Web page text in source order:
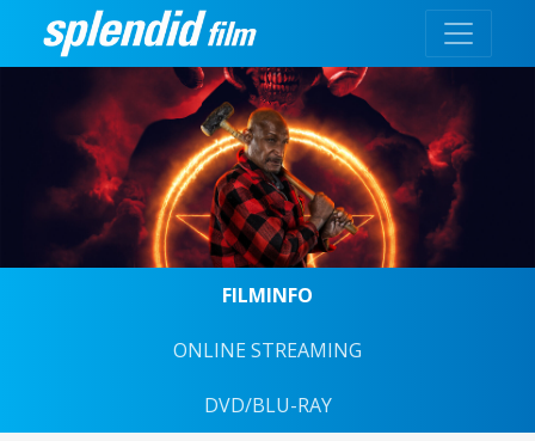
FILMINFO
ONLINE STREAMING
DVD/BLU-RAY